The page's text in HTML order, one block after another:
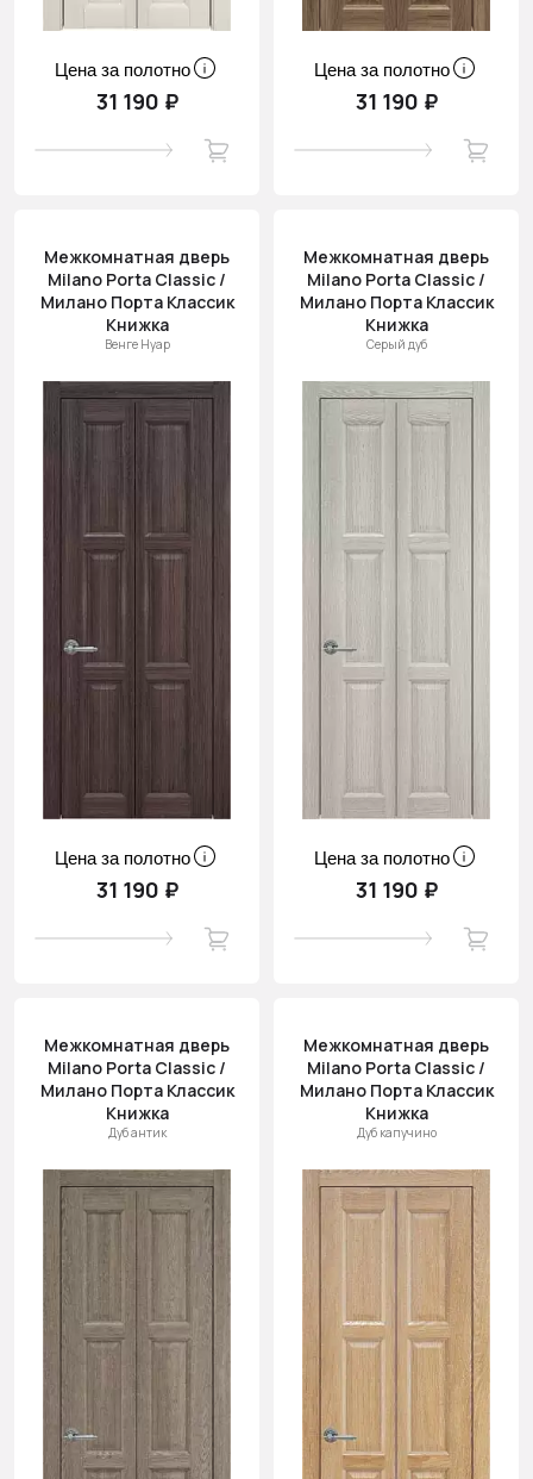
Цена за полотно
31 190 ₽
Цена за полотно
31 190 ₽
Межкомнатная дверь
Milano Porta Classic /
Милано Порта Классик
Книжка
Венге Нуар
Цена за полотно
31 190 ₽
Межкомнатная дверь
Milano Porta Classic /
Милано Порта Классик
Книжка
Серый дуб
Цена за полотно
31 190 ₽
Межкомнатная дверь
Milano Porta Classic /
Милано Порта Классик
Книжка
Дуб антик
Межкомнатная дверь
Milano Porta Classic /
Милано Порта Классик
Книжка
Дуб капучино